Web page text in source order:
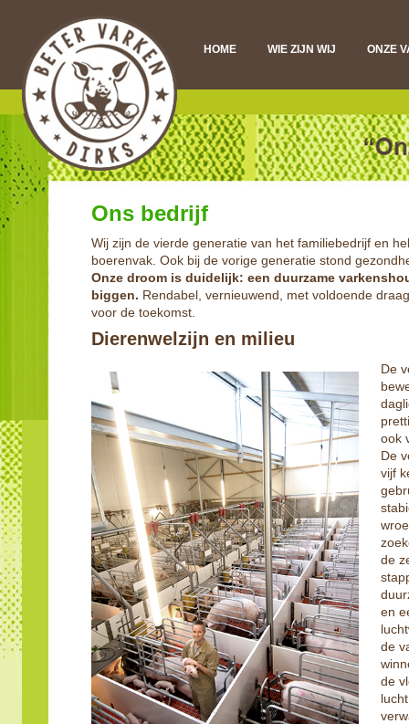
HOME WIE ZIJN WIJ ONZE
Ons bedrijf
Wij zijn de vierde generatie van het familiebedrijf en
boerenvak. Ook bij de vorige generatie stond
Onze droom is duidelijk: een duurzame
biggen. Rendabel, vernieuwend, met voldoende
voor de toekomst.
Dierenwelzijn en milieu
De
ook
De
vijf
de
en
de
de